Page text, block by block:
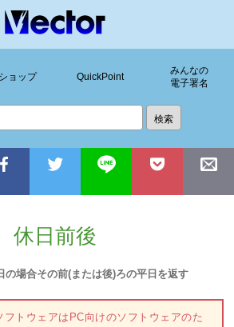
ョップ QuickPoint
みんなの
電子署名
休日前後
の場合その前(または後)ろの平日を返す
フトウェアはPC向けのソフトウェアのた